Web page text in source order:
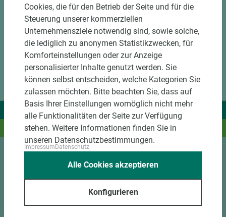
Wir liefern Ideen.
Und das passende Holz dazu.
Cookies, die für den Betrieb der Seite und für die
Steuerung unserer kommerziellen
Unternehmensziele notwendig sind, sowie solche,
die lediglich zu anonymen Statistikzwecken, für
Komforteinstellungen oder zur Anzeige
personalisierter Inhalte genutzt werden. Sie
können selbst entscheiden, welche Kategorien Sie
zulassen möchten. Bitte beachten Sie, dass auf
Basis Ihrer Einstellungen womöglich nicht mehr
alle Funktionalitäten der Seite zur Verfügung
stehen. Weitere Informationen finden Sie in
unseren Datenschutzbestimmungen.
ImpressumDatenschutz
Konfigurieren
Alle Cookies akzeptieren